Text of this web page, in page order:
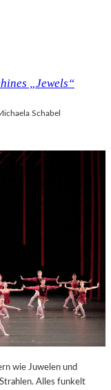
„Jewels“
Schabel
wie Juwelen und
Alles funkelt